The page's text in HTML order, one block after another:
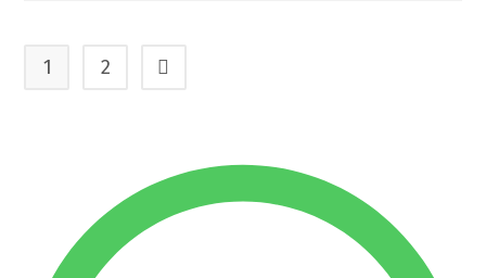
1 2 Ir para a próxima página